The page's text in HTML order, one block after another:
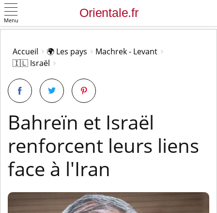
Menu
Accueil 🌍 Les pays
Machrek - Levant
🇮🇱 Israël
Bahreïn et Israël
renforcent leurs liens
face à l'Iran